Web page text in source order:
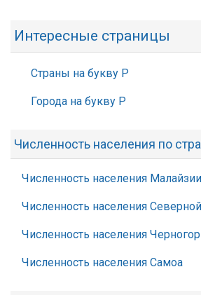
Интересные страницы
Страны на букву Р
Города на букву Р
Численность населения по
Численность населения Малайзии
Численность населения
Численность населения
Численность населения Самоа